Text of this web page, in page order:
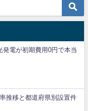
電が初期費用0円で本当
推移と都道府県別設置件